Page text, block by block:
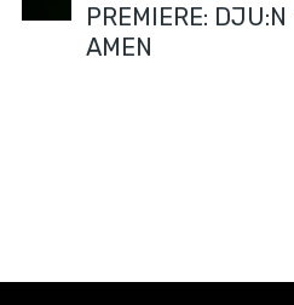
PREMIERE: DJU:N
AMEN